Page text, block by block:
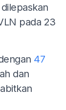
pada 23
47
dan